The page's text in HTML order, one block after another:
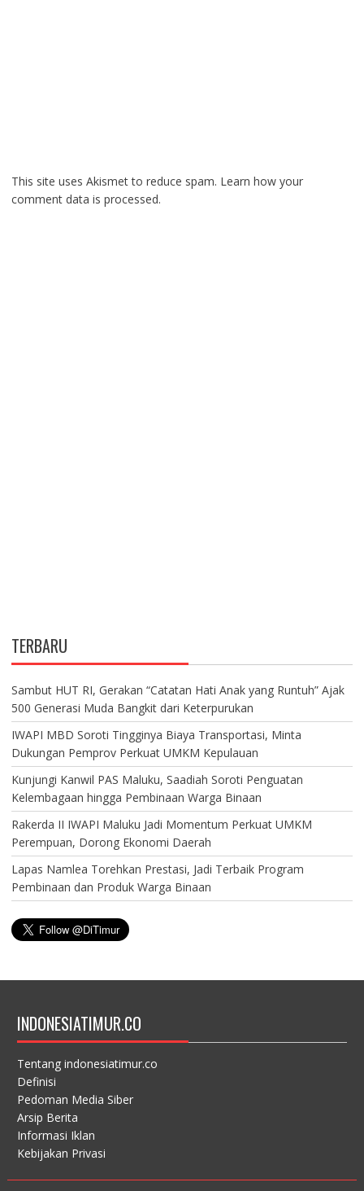
This site uses Akismet to reduce spam. Learn how your
comment data is processed.
TERBARU
Sambut HUT RI, Gerakan “Catatan Hati Anak yang Runtuh” Ajak
500 Generasi Muda Bangkit dari Keterpurukan
IWAPI MBD Soroti Tingginya Biaya Transportasi, Minta
Dukungan Pemprov Perkuat UMKM Kepulauan
Kunjungi Kanwil PAS Maluku, Saadiah Soroti Penguatan
Kelembagaan hingga Pembinaan Warga Binaan
Rakerda II IWAPI Maluku Jadi Momentum Perkuat UMKM
Perempuan, Dorong Ekonomi Daerah
Lapas Namlea Torehkan Prestasi, Jadi Terbaik Program
Pembinaan dan Produk Warga Binaan
INDONESIATIMUR.CO
Tentang indonesiatimur.co
Definisi
Pedoman Media Siber
Arsip Berita
Informasi Iklan
Kebijakan Privasi